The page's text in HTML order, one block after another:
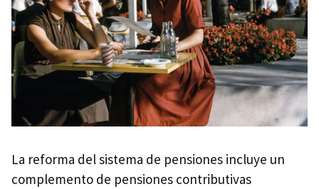
La reforma del sistema de pensiones incluye un
complemento de pensiones contributivas